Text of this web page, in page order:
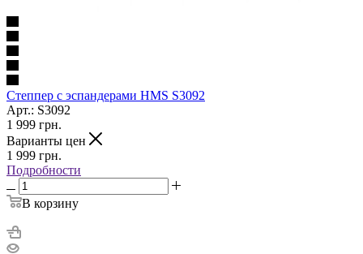
Степпер с эспандерами HMS S3092
Арт.: S3092
1 999 грн.
Варианты цен
1 999 грн.
Подробности
В корзину